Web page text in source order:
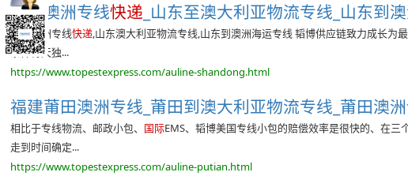
山东澳洲专线快递 _山东至澳大利亚物流专线_山东到
山东澳洲专线快递,山东澳大利亚物流专线,山东到澳洲海运专线 韬博供应链致力成长为
条件得天独...
https://www.topestexpress.com/auline-shandong.html
福建莆田澳洲专线_莆田到澳大利亚物流专线_莆田澳
相比于专线物流、邮政小包、 国际EMS、韬博美国专线小包的赔偿效率是很快的、在三
走到时间确定...
https://www.topestexpress.com/auline-putian.html